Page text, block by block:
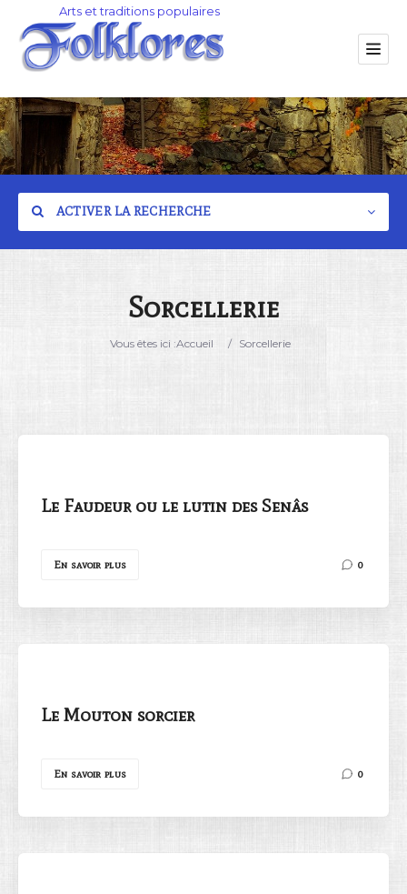
ACTIVER LA RECHERCHE
Catégorie
Sorcellerie
Vous êtes ici :Accueil / Sorcellerie
Le Faudeur ou le lutin des Senâs
En savoir plus 0
Le Mouton sorcier
En savoir plus 0